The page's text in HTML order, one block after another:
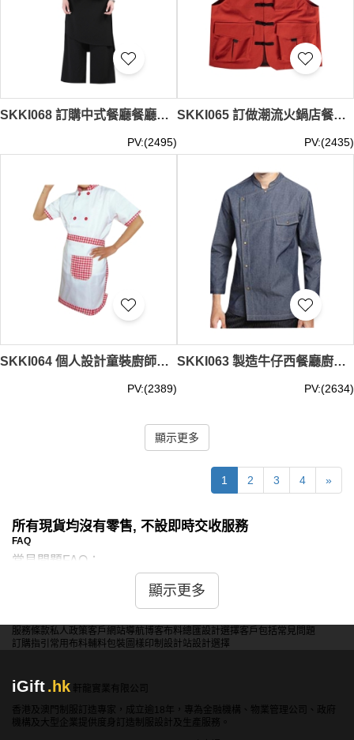
SKKI068 訂購中式餐廳餐廳制服 設計高端提花花盆釦主題餐廳服務生制服 餐飲制服專門店
PV:(2495)
SKKI065 訂做潮流火鍋店餐飲服 時尚設計排扣馬甲中式餐廳餐飲服 餐飲服供應商
PV:(2435)
SKKI064 個人設計童裝廚師制服 訂製雙排釦廚師服 格子圍裙 廚師制服供應商 幼兒園廚師制服
PV:(2389)
SKKI063 製造牛仔西餐廳廚師制服 設計袖子調節長短 啪鈕廚師制服 廚師制服中心 行政總廚外套
PV:(2634)
顯示更多
1 2 3 4 »
所有現貨均沒有零售, 不設即時交收服務
FAQ
常見問題FAQ：
問：現貨廚師制服是否有防油漬功能？
答：部分廚師制服採用了防油漬處理，能減少油漬滲透和附
著，便於清洗。建議在選購時查看產品描述，確認是否具有
防油漬功能。
問：現貨廚師制服是否有抗菌處理？
生，保持衣物清潔和衛生。具體可參考產品標簽或咨詢供應
顯示更多
服務條款私人政策客戶 網站導航博客布料總匯設計選擇客戶包括常見問題
訂購指引 常用布料輔料包裝 圖樣印制 設計站設計選擇
iGift.hk
軒龍實業有限公司
香港及澳門制服訂造專家，成立逾18年，專為金融機構、物業管理公司、政府
機構及大型企業提供度身訂造制服設計及生產服務。